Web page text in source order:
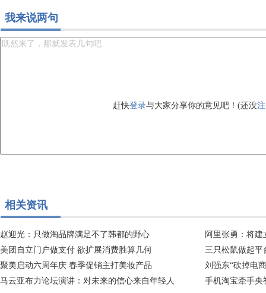
我来说两句
赶快登录与大家分享你的意见吧！(还没
相关资讯
赵迎光：只做淘品牌满足不了韩都的野心
阿里张勇：将
美团自立门户做支付 欲扩展消费胜算几何
三只松鼠做起平
聚美启动六周年庆 春季促销主打美妆产品
刘强东“砍掉电
马云亚布力论坛演讲：对未来的信心来自年轻人
手机淘宝牵手央